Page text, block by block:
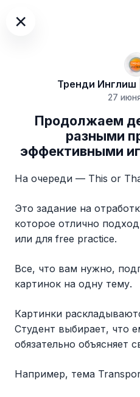
×
Тренди Инглиш
27
Продолжаем
разными
эффективными
На очереди — This or
Это задание на
которое отлично
или для free practice.
Все, что вам нужно,
картинок на одну тему.
Картинки
Студент выбирает, что
обязательно объясняет
Например, тема